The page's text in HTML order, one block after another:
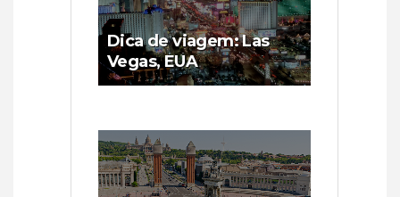
Dica de viagem: Las
Vegas, EUA